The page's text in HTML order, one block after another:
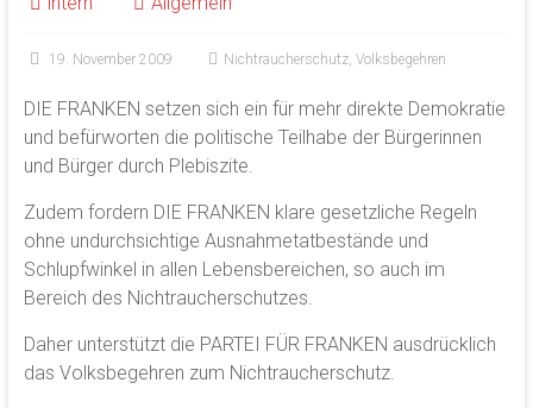
19. November 2009 Nichtraucherschutz, Volksbegehren
DIE FRANKEN setzen sich ein für mehr direkte Demokratie
und befürworten die politische Teilhabe der Bürgerinnen
und Bürger durch Plebiszite.
Zudem fordern DIE FRANKEN klare gesetzliche Regeln
ohne undurchsichtige Ausnahmetatbestände und
Schlupfwinkel in allen Lebensbereichen, so auch im
Bereich des Nichtraucherschutzes.
Daher unterstützt die PARTEI FÜR FRANKEN ausdrücklich
das Volksbegehren zum Nichtraucherschutz.